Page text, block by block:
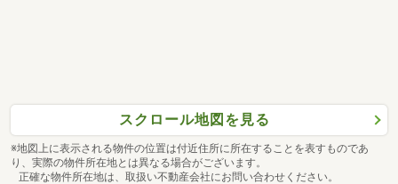
スクロール地図を見る
※地図上に表示される物件の位置は付近住所に所在することを表すものであ
り、実際の物件所在地とは異なる場合がございます。
正確な物件所在地は、取扱い不動産会社にお問い合わせください。